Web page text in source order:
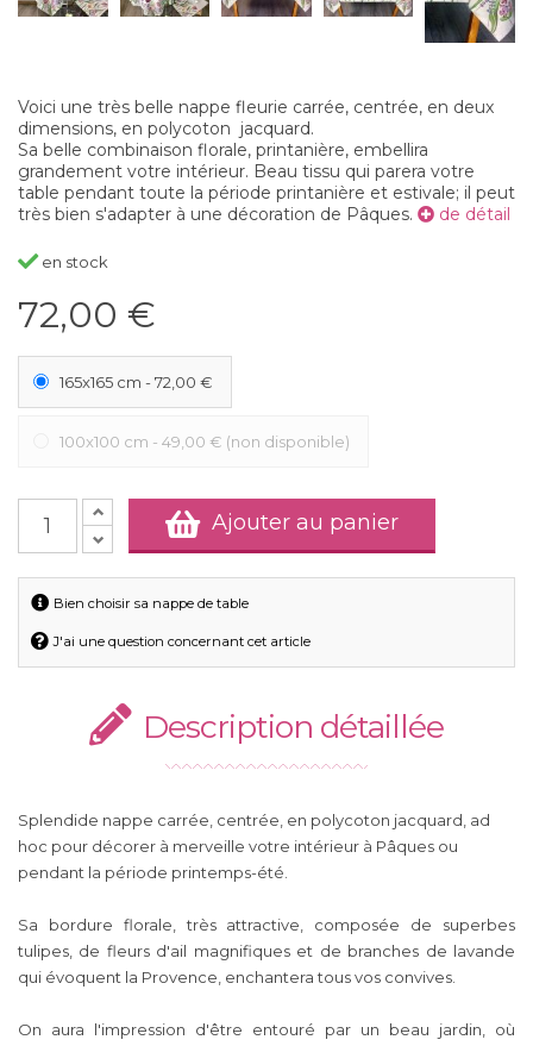
Voici une très belle nappe fleurie carrée, centrée, en deux
dimensions, en polycoton jacquard.
Sa belle combinaison florale, printanière, embellira
grandement votre intérieur. Beau tissu qui parera votre
table pendant toute la période printanière et estivale; il peut
très bien s'adapter à une décoration de Pâques.
de détail
en stock
72,00 €
165x165 cm -72,00 €
100x100 cm - 49,00 € (non disponible)
Ajouter au panier
Bien choisir sa nappe de table
J'ai une question concernant cet article
Description détaillée
Splendide nappe carrée, centrée, en polycoton jacquard, ad
hoc pour décorer à merveille votre intérieur à Pâques ou
pendant la période printemps-été.
Sa bordure florale, très attractive, composée de superbes
tulipes, de fleurs d'ail magnifiques et de branches de lavande
qui évoquent la Provence, enchantera tous vos convives.
On aura l'impression d'être entouré par un beau jardin, où